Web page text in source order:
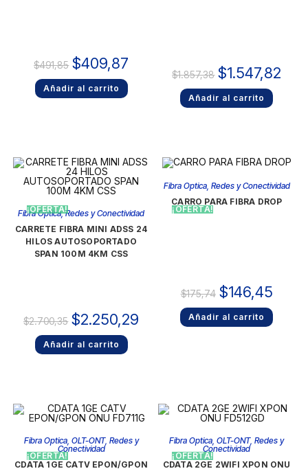
$491,85 $409,87
Añadir al carrito
$1.857,38 $1.547,82
Añadir al carrito
¡OFERTA!
Fibra Optica,Redes y Conectividad
CARRETE FIBRA MINI ADSS 24
HILOS AUTOSOPORTADO
SPAN 100M 4KM CSS
$2.700,35 $2.250,29
Añadir al carrito
¡OFERTA!
Fibra Optica, Redes y Conectividad
CARRO PARA FIBRA DROP
$175,74 $146,45
Añadir al carrito
¡OFERTA!
Fibra Optica, OLT-ONT, Redes y
Conectividad
CDATA 1GE CATV EPON/GPON
¡OFERTA!
Fibra Optica,OLT-ONT,Redes y
Conectividad
CDATA 2GE 2WIFI XPON ONU